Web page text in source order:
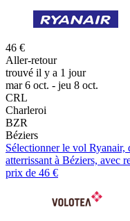
46 €
Aller-retour
trouvé il y a 1 jour
mar 6 oct. - jeu 8 oct.
CRL
Charleroi
BZR
Béziers
Sélectionner le vol
atterrissant à Béziers, avec
prix de 46 €